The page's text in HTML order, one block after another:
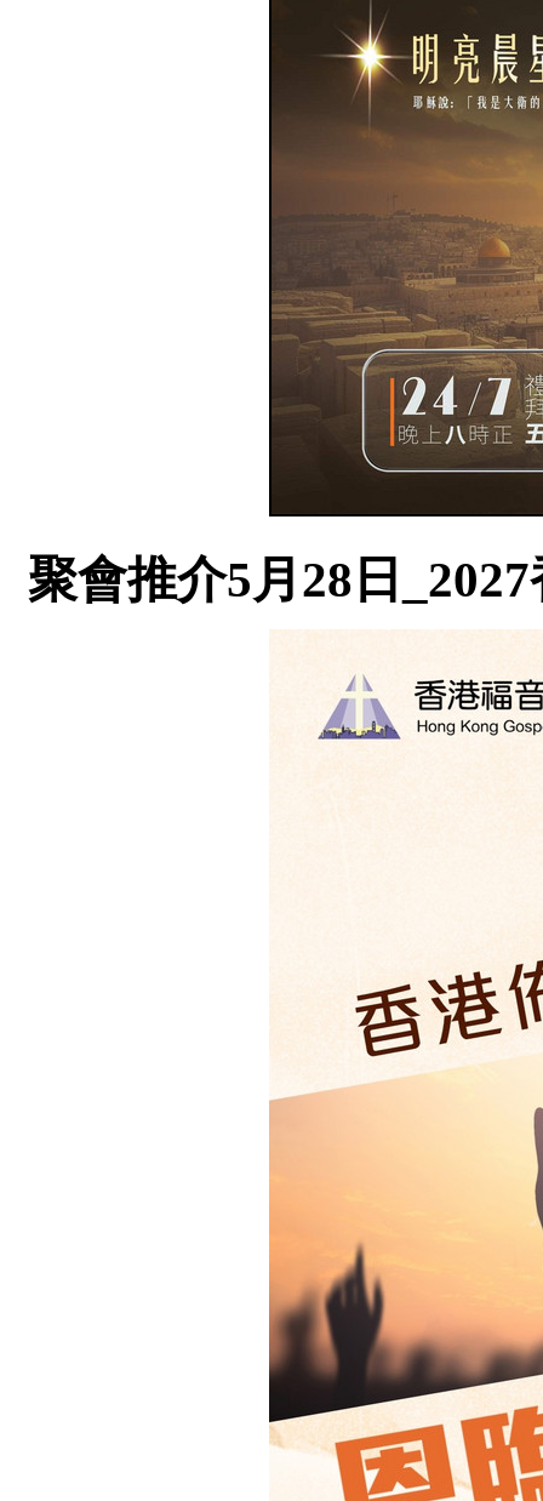
聚會推介5月28日